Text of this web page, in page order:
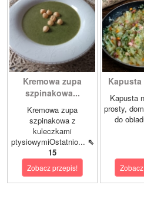
Kremowa zupa
szpinakowa...
Kremowa zupa
szpinakowa z
kuleczkami
ptysiowymiOstatnio... ⇖
15
Zobacz przepis!
Kapusta
Kapusta
prosty,
do